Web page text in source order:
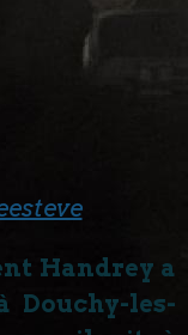
Handrey a
Douchy-les-